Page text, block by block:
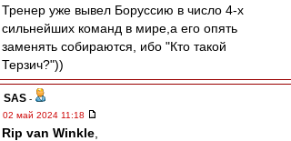
Тренер уже вывел Боруссию в число 4-х
сильнейших команд в мире,а его опять
заменять собираются, ибо "Кто такой
Терзич?"))
SAS -
02 май 2024 11:18
Rip van Winkle